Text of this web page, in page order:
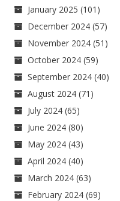
January 2025 (101)
December 2024 (57)
November 2024 (51)
October 2024 (59)
September 2024 (40)
August 2024 (71)
July 2024 (65)
June 2024 (80)
May 2024 (43)
April 2024 (40)
March 2024 (63)
February 2024 (69)